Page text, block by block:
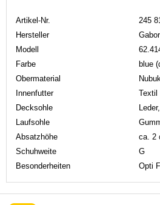
Artikel-Nr.
245
Hersteller
Gabor
Modell
Farbe
blue
Obermaterial
Innenfutter
Textil
Decksohle
Laufsohle
Absatzhöhe
ca. 2
Schuhweite
G
Besonderheiten
Opti